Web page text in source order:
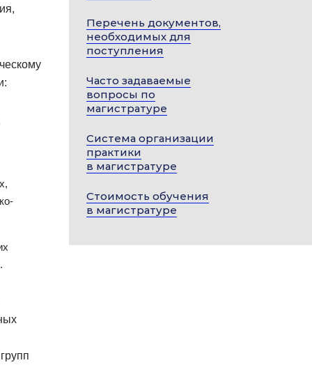
Перечень документов,
необходимых для
поступления
Часто задаваемые
вопросы по
магистратуре
Система организации
практики
в магистратуре
Стоимость обучения
в магистратуре